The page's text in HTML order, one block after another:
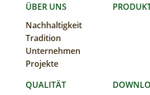
MAIN
NAVIGATION
ÜBER UNS
Nachhaltigkeit
Tradition
Unternehmen
Projekte
QUALITÄT